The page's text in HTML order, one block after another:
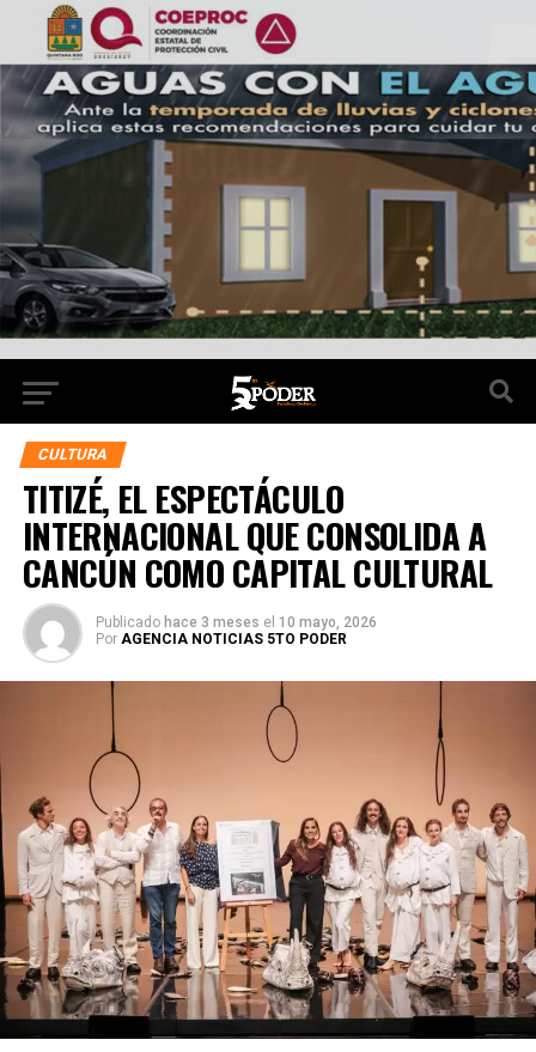
CULTURA
TITIZÉ, EL ESPECTÁCULO
INTERNACIONAL QUE CONSOLIDA A
CANCÚN COMO CAPITAL CULTURAL
Publicado hace 3 meses el 10 mayo, 2026
Por AGENCIA NOTICIAS 5TO PODER